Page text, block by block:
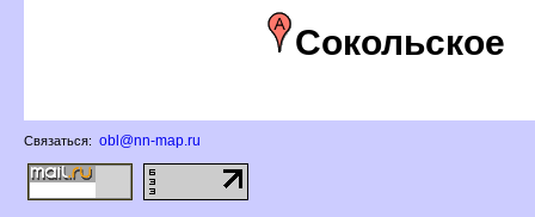
Сокольское
Связаться: obl@nn-map.ru